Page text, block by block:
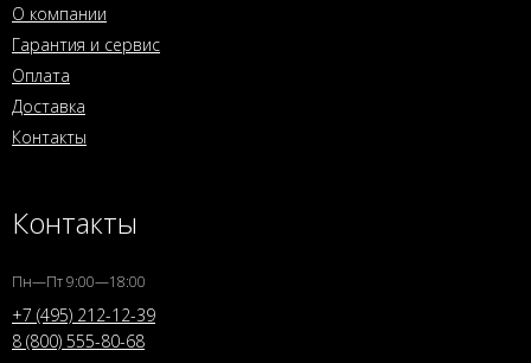
О компании
Гарантия и сервис
Оплата
Доставка
Контакты
Контакты
Пн—Пт 9:00—18:00
+7 (495) 212-12-39
8 (800) 555-80-68